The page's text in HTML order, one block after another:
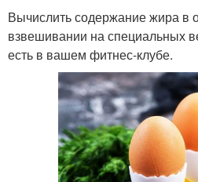
Вычислить содержание жира в
взвешивании на специальных
есть в вашем фитнес-клубе.